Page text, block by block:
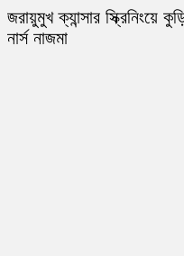
জরায়ুমুখ ক্যান্সার স্ক্রিনিংয়ে
নার্স নাজমা